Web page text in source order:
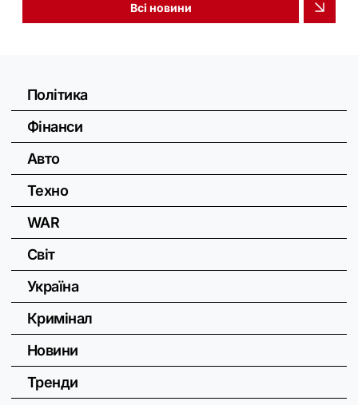
Всі новини
Політика
Фінанси
Авто
Техно
WAR
Світ
Україна
Кримінал
Новини
Тренди